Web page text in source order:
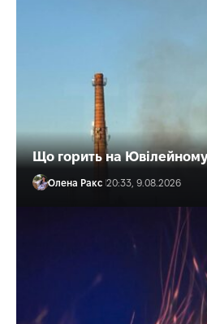
Що горить на Ювілейному
Олена Ракс 20:33, 9.08.2026